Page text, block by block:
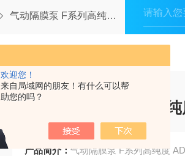
欢迎您！
来自局域网的朋友！有什么可以帮
助您的吗？
气动隔膜泵 F系列高纯度 AD-38TT
产品简介：